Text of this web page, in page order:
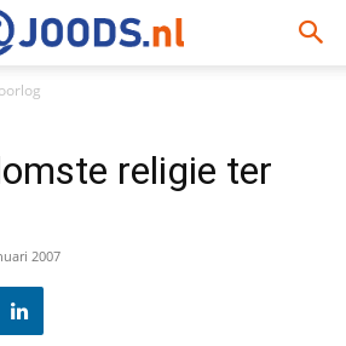
religie ter
2007